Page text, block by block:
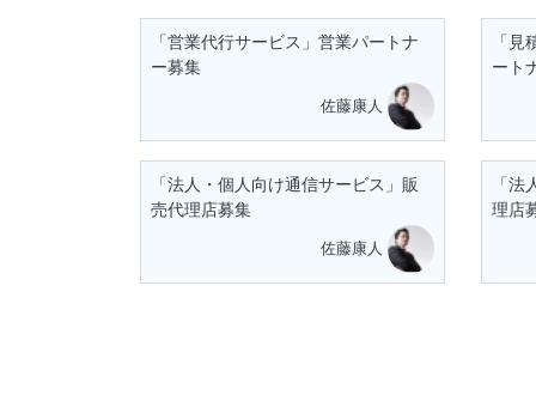
「営業代行サービス」営業パートナ
ー募集
佐藤康人
「
ート
「法人・個人向け通信サービス」販
売代理店募集
佐藤康人
「
理店